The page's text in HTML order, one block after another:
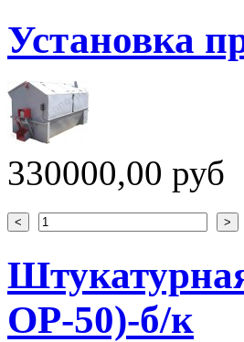
Установка
330000,00 руб
ОР-50)-б/к